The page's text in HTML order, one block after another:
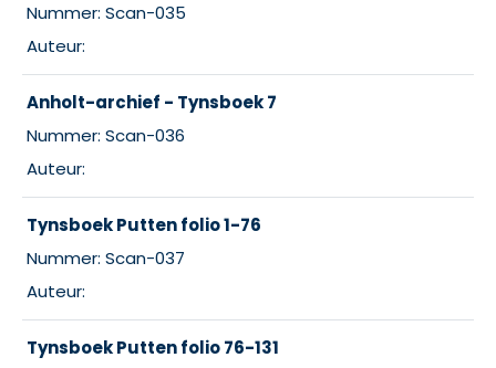
Nummer: Scan-035
Auteur:
Anholt-archief - Tynsboek 7
Nummer: Scan-036
Auteur:
Tynsboek Putten folio 1-76
Nummer: Scan-037
Auteur:
Tynsboek Putten folio 76-131